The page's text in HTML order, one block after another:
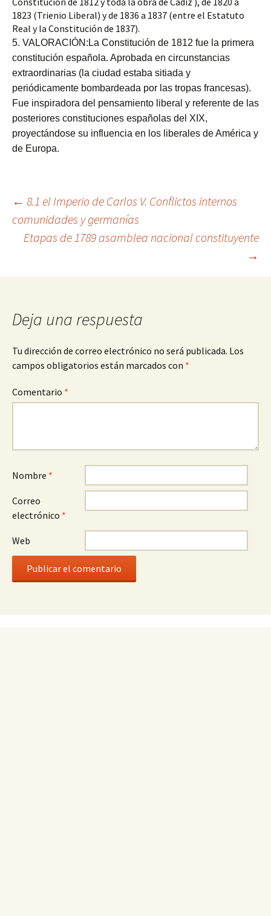
1823 (Trienio Liberal) y de 1836 a 1837 (entre el Estatuto
Real y la Constitución de 1837).
5. VALORACIÓN:La Constitución de 1812 fue la primera
constitución española. Aprobada en circunstancias
extraordinarias (la ciudad estaba sitiada y
periódicamente bombardeada por las tropas francesas).
Fue inspiradora del pensamiento liberal y referente de las
posteriores constituciones españolas del XIX,
proyectándose su influencia en los liberales de América y
de Europa.
Navegación
de
entradas
← 8.1 el Imperio de Carlos V. Conflictos internos
comunidades y germanías
Etapas de 1789 asamblea nacional constituyente
→
Deja una respuesta
Tu dirección de correo electrónico no será publicada. Los
campos obligatorios están marcados con *
Comentario *
Nombre *
Correo
electrónico *
Web